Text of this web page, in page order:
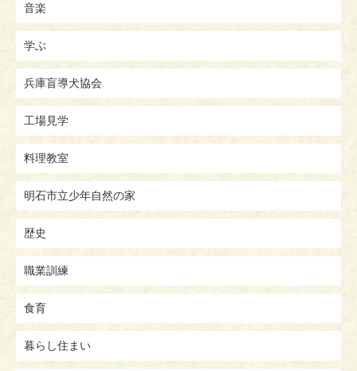
音楽
学ぶ
兵庫盲導犬協会
工場見学
料理教室
明石市立少年自然の家
歴史
職業訓練
食育
暮らし住まい